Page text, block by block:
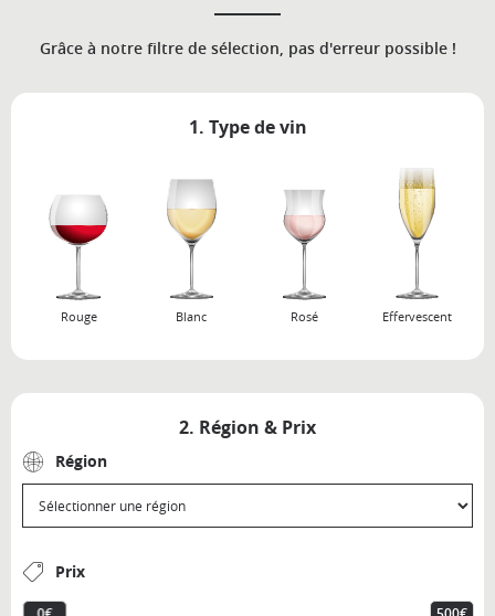
Grâce à notre filtre de sélection, pas d'erreur possible !
1. Type de vin
Rouge Blanc Rosé Effervescent
2. Région & Prix
Région
Prix